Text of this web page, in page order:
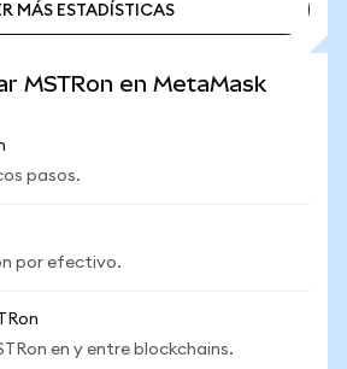
MÁS ESTADÍSTICAS
MSTRon en MetaMask
pasos.
por efectivo.
en y entre blockchains.